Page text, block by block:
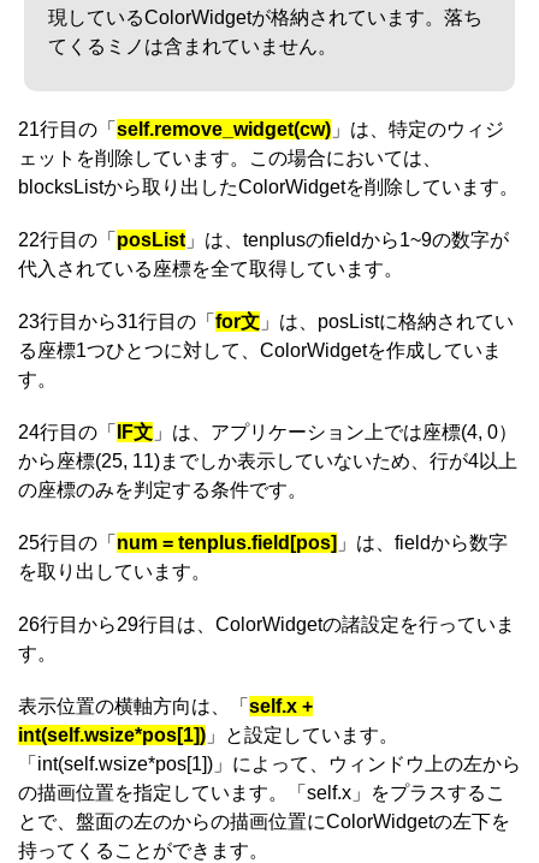
現しているColorWidgetが格納されています。落ち
てくるミノは含まれていません。
21行目の「 self.remove_widget(cw) 」は、特定のウィジ
ェットを削除しています。この場合においては、
blocksListから取り出したColorWidgetを削除しています。
22行目の「 posList 」は、tenplusのfieldから1~9の数字が
代入されている座標を全て取得しています。
23行目から31行目の「 for文 」は、posListに格納されてい
る座標1つひとつに対して、ColorWidgetを作成していま
す。
24行目の「 IF文 」は、アプリケーション上では座標(4, 0）
から座標(25, 11)までしか表示していないため、行が4以上
の座標のみを判定する条件です。
25行目の「 num = tenplus.field[pos] 」は、fieldから数字
を取り出しています。
26行目から29行目は、ColorWidgetの諸設定を行っていま
す。
表示位置の横軸方向は、「 self.x +
int(self.wsize*pos[1]) 」と設定しています。
「int(self.wsize*pos[1])」によって、ウィンドウ上の左から
の描画位置を指定しています。「self.x」をプラスするこ
とで、盤面の左のからの描画位置にColorWidgetの左下を
持ってくることができます。